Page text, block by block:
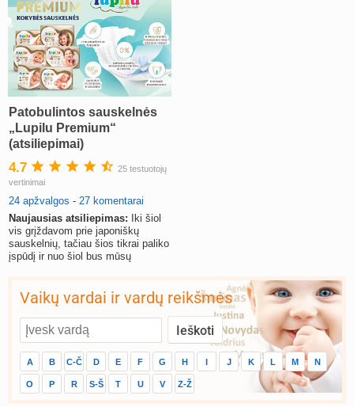
Patobulintos sauskelnės
„Lupilu Premium“
(atsiliepimai)
4.7
25 testuotojų
vertinimai
24 apžvalgos - 27 komentarai
Naujausias atsiliepimas: Iki šiol
vis grįždavom prie japoniškų
sauskelnių, tačiau šios tikrai paliko
įspūdį ir nuo šiol bus mūsų
Vaikų vardai ir vardų reikšmės
A B C-Č D E F G H I J K L M N
O P R S-Š T U V Z-Ž